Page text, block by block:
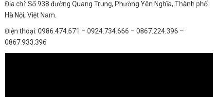
Địa chỉ: Số 938 đường Quang Trung, Phường Yên Nghĩa, Thành phố
Hà Nội, Việt Nam.
Điện thoại: 0986.474.671 – 0924.734.666 – 0867.224.396 –
0867.933.396